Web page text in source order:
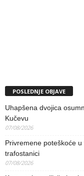
POSLEDNJE OBJAVE
Uhapšena dvojica
Kučevu
07/08/2026
Privremene poteškoće
trafostanici
07/08/2026